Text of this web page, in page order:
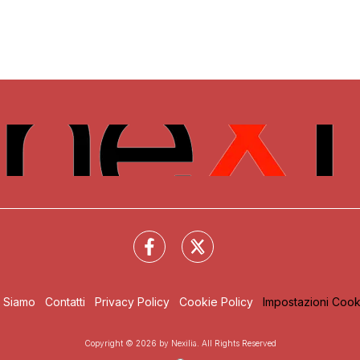
Siamo Contatti Privacy Policy Cookie Policy Impostazioni
Copyright © 2026 by Nexilia. All Rights Reserved